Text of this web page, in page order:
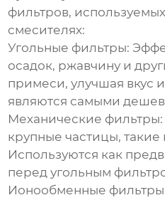
фильтров,
смесителях:
Угольные фильтры:
осадок, ржавчину и
примеси, улучшая вкус
являются самыми
Механические фильтры:
крупные частицы,
Используются как
перед угольным
Ионообменные